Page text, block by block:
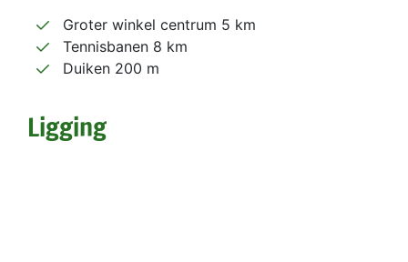
Groter winkel centrum 5 km
Tennisbanen 8 km
Duiken 200 m
Ligging